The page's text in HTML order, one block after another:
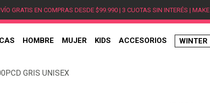
GRATIS EN COMPRAS DESDE $99.990 | 3 CUOTAS SIN INTERÉS |
HOMBRE MUJER KIDS ACCESORIOS WINTER
GRIS UNISEX